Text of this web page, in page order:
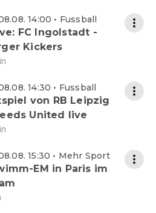
14:00 • Fussball
FC Ingolstadt -
Kickers
14:30 • Fussball
von RB Leipzig
United live
15:30 • Mehr Sport
EM in Paris im